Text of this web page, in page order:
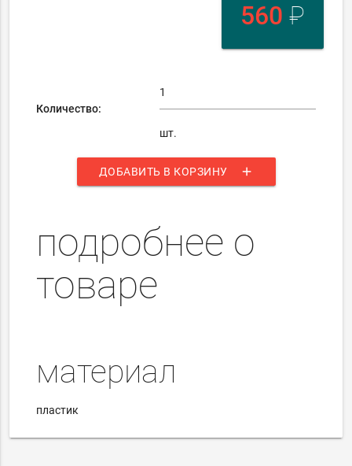
560 ₽
Количество:
шт.
ДОБАВИТЬ В КОРЗИНУ add
подробнее о
товаре
материал
пластик